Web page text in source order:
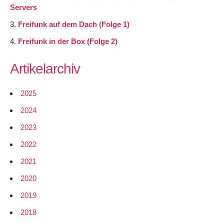
Servers
Freifunk auf dem Dach (Folge 1)
Freifunk in der Box (Folge 2)
Artikelarchiv
2025
2024
2023
2022
2021
2020
2019
2018